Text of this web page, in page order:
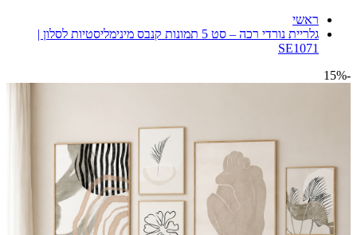
ראשי
גלריית נורדי רכה – סט 5 תמונות קנבס מינימליסטיות לסלון |
SE1071
-15%